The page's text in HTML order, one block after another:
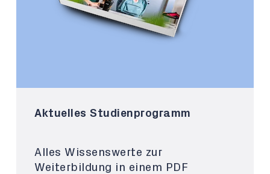
Aktuelles Studienprogramm
Alles Wissenswerte zur
Weiterbildung in einem PDF